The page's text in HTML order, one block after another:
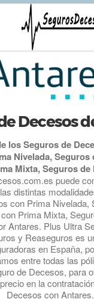
Decesos
los Seguros de
Nivelada, Seguros
Mixta, Seguros de
puede
distintas
con Prima Nivelada,
Prima Mixta,
Antares. Plus Ultra
y Reaseguros es
en España,
entre todas las
de Decesos, para
en la
Decesos con Antares.